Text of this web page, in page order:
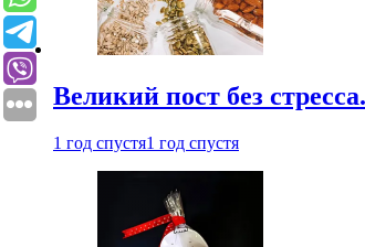
Великий пост без
1 год спустя1 год спустя